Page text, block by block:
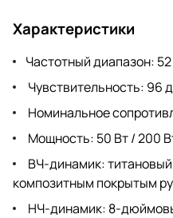
Характеристики
Частотный диапазон:
Чувствительность: 96
Номинальное
Мощность: 50 Вт / 200
ВЧ-динамик:
композитным покрытым
НЧ-динамик: 8-